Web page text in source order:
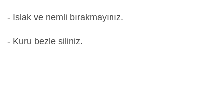
- Islak ve nemli bırakmayınız.
- Kuru bezle siliniz.